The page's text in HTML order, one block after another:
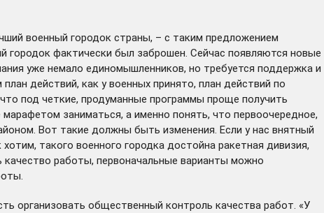
военный городок страны, – с таким предложением
городок фактически был заброшен. Сейчас появляются новые
уже немало единомышленников, но требуется поддержка и
действий, как у военных принято, план действий по
под четкие, продуманные программы проще получить
заниматься, а именно понять, что первоочередное,
Вот такие должны быть изменения. Если у нас внятный
такого военного городка достойна ракетная дивизия,
качество работы, первоначальные варианты можно
организовать общественный контроль качества работ. «У